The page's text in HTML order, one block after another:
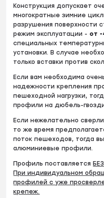
Конструкция допускает
многократные зимние
разрушения поверхности
режим эксплуатации - от -
специальных
установки. В случае
только вставки против
Если вам необходима
надежности крепления
пешеходной нагрузки,
профили на дюбель-
Если нежелательно
то же время
поток пешеходов, тогда
алюминиевые профили.
Профиль поставляется БЕЗ
При индивидуальном
профилей с уже
крепеж.